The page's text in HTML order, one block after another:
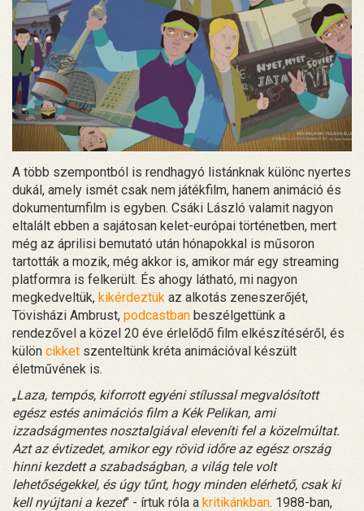
A több szempontból is rendhagyó listánknak különc nyertes
dukál, amely ismét csak nem játékfilm, hanem animáció és
dokumentumfilm is egyben. Csáki László valamit nagyon
eltalált ebben a sajátosan kelet-európai történetben, mert
még az áprilisi bemutató után hónapokkal is műsoron
tartották a mozik, még akkor is, amikor már egy streaming
platformra is felkerült. És ahogy látható, mi nagyon
megkedveltük, kikérdeztük az alkotás zeneszerőjét,
Tövisházi Ambrust, podcastban beszélgettünk a
rendezővel a közel 20 éve érlelődő film elkészítéséről, és
külön cikket szenteltünk kréta animációval készült
életművének is.
„Laza, tempós, kiforrott egyéni stílussal megvalósított
egész estés animációs film a Kék Pelikan, ami
izzadságmentes nosztalgiával eleveníti fel a közelmúltat.
Azt az évtizedet, amikor egy rövid időre az egész ország
hinni kezdett a szabadságban, a világ tele volt
lehetőségekkel, és úgy tűnt, hogy minden elérhető, csak ki
kell nyújtani a kezet" - írtuk róla a kritikánkban. 1988-ban,